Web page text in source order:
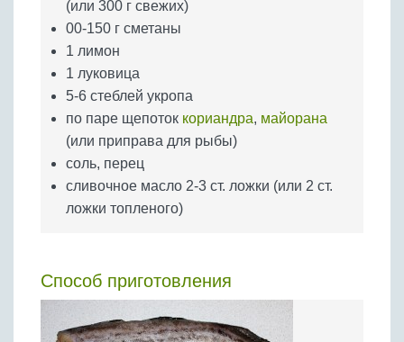
(или 300 г свежих)
00-150 г сметаны
1 лимон
1 луковица
5-6 стеблей укропа
по паре щепоток кориандра, майорана
(или приправа для рыбы)
соль, перец
сливочное масло 2-3 ст. ложки (или 2 ст.
ложки топленого)
Способ приготовления